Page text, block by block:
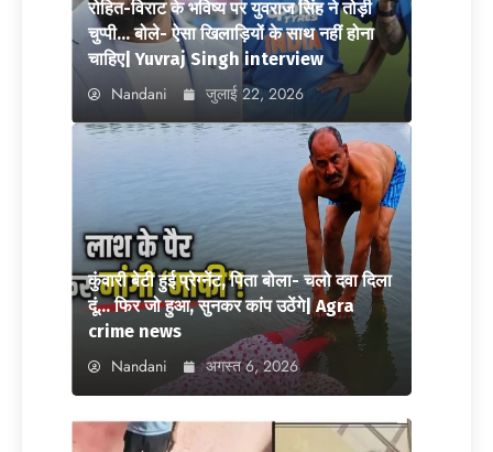
रोहित-विराट के भविष्य पर युवराज सिंह ने तोड़ी
चुप्पी… बोले- ऐसा खिलाड़ियों के साथ नहीं होना
चाहिए| Yuvraj Singh interview
Nandani जुलाई 22, 2026
कुंवारी बेटी हुई प्रेग्नेंट, पिता बोला- चलो दवा दिला
दूं… फिर जो हुआ, सुनकर कांप उठेंगे| Agra
crime news
Nandani अगस्त 6, 2026